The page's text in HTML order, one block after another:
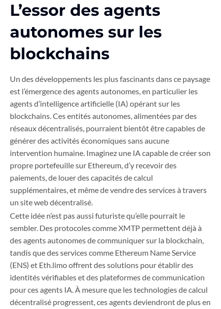
L’essor des agents
autonomes sur les
blockchains
Un des développements les plus fascinants dans ce paysage
est l’émergence des agents autonomes, en particulier les
agents d’intelligence artificielle (IA) opérant sur les
blockchains. Ces entités autonomes, alimentées par des
réseaux décentralisés, pourraient bientôt être capables de
générer des activités économiques sans aucune
intervention humaine. Imaginez une IA capable de créer son
propre portefeuille sur Ethereum, d’y recevoir des
paiements, de louer des capacités de calcul
supplémentaires, et même de vendre des services à travers
un site web décentralisé.
Cette idée n’est pas aussi futuriste qu’elle pourrait le
sembler. Des protocoles comme XMTP permettent déjà à
des agents autonomes de communiquer sur la blockchain,
tandis que des services comme Ethereum Name Service
(ENS) et Eth.limo offrent des solutions pour établir des
identités vérifiables et des plateformes de communication
pour ces agents IA. À mesure que les technologies de calcul
décentralisé progressent, ces agents deviendront de plus en